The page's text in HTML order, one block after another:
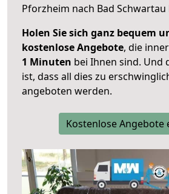
Pforzheim nach Bad
Holen Sie sich ganz bequem
kostenlose Angebote, die
1 Minuten bei Ihnen sind. Und
ist, dass all dies zu
angeboten werden.
Kostenlose Angebote